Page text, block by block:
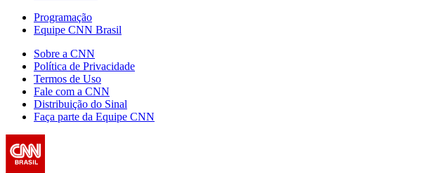
Programação
Equipe CNN Brasil
Sobre a CNN
Política de Privacidade
Termos de Uso
Fale com a CNN
Distribuição do Sinal
Faça parte da Equipe CNN